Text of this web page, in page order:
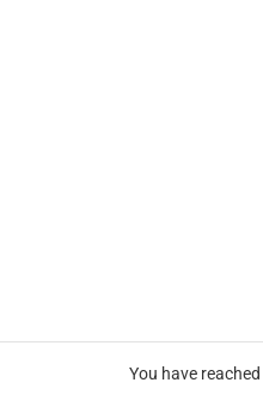
You have